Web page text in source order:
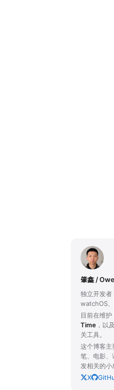
肇鑫 /
独立开发者
watchOS、
目前在维护
Time ，以及
关工具。
这个博客主
笔、电影、
发相关的小
X